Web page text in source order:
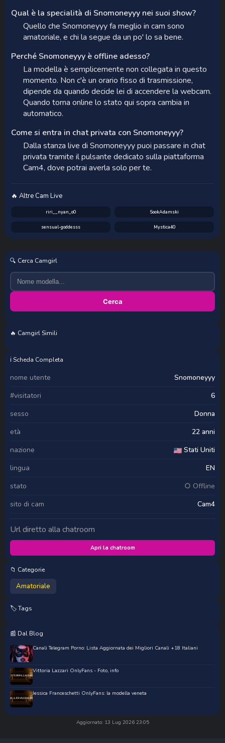
Qual è la specialità di Snomoneyyy nei suoi show?
Quello che Snomoneyyy fa meglio in cam sono
amatoriale, e chi la segue da un po' lo sa bene.
Perché Snomoneyyy è offline adesso?
La modella è semplicemente non collegata in questo
momento. Non c'è un orario fisso di trasmissione,
dipende da quando decide lei di accendere la webcam.
Quando torna online lo stato qui sopra cambia in
automatico.
Come si entra in chat privata con Snomoneyyy?
Dalla stanza live di Snomoneyyy puoi passare in chat
privata tramite il pulsante dedicato sulla piattaforma
Cam4, dove potrai averla solo per te.
🔥 Altre Cam Live
riri__nyan_o0 SookAdamski
sensual-goddesss Mystica40
🔍 Cerca Camgirl
Cerca
🔥 Camgirl Simili
ℹ️ Scheda Completa
nome utente
Snomoneyyy
#visitatori
6
sesso
Donna
età
22 anni
nazione
Stati Uniti
lingua
EN
stato
○ Offline
sito di cam
Cam4
Url diretto alla chatroom
Apri la chatroom
📁 Categorie
Amatoriale
🏷️ Tags
📰 Dal Blog
Canali Telegram Porno: Lista Aggiornata dei Migliori Canali +18 Italiani
Vittoria Lazzari OnlyFans - Foto, info
Jessica Franceschetti OnlyFans: la modella veneta
Aggiornato: 13 Lug 2026 23:05